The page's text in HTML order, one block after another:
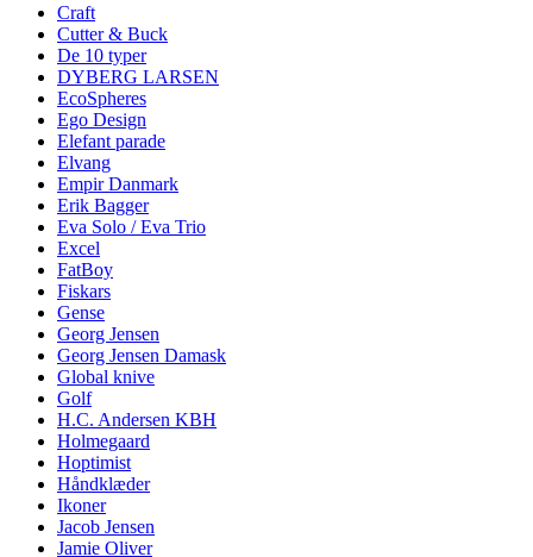
Craft
Cutter & Buck
De 10 typer
DYBERG LARSEN
EcoSpheres
Ego Design
Elefant parade
Elvang
Empir Danmark
Erik Bagger
Eva Solo / Eva Trio
Excel
FatBoy
Fiskars
Gense
Georg Jensen
Georg Jensen Damask
Global knive
Golf
H.C. Andersen KBH
Holmegaard
Hoptimist
Håndklæder
Ikoner
Jacob Jensen
Jamie Oliver